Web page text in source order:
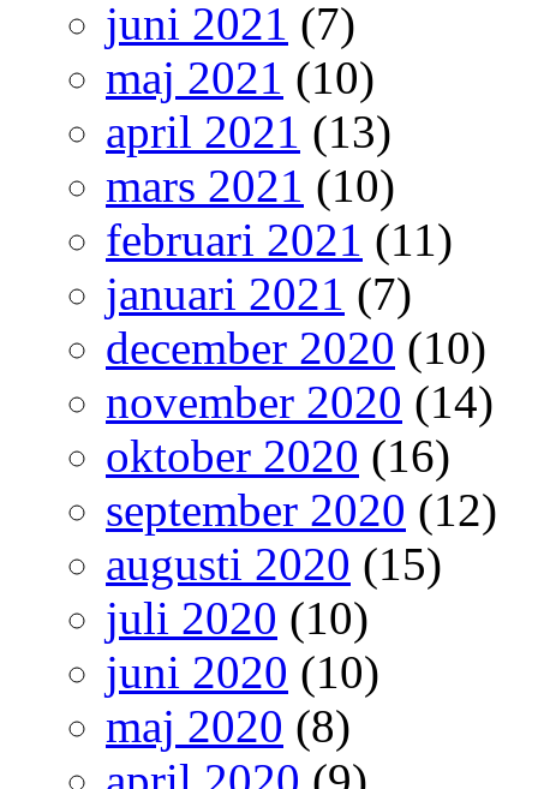
juni 2021 (7)
maj 2021 (10)
april 2021 (13)
mars 2021 (10)
februari 2021 (11)
januari 2021 (7)
december 2020 (10)
november 2020 (14)
oktober 2020 (16)
september 2020 (12)
augusti 2020 (15)
juli 2020 (10)
juni 2020 (10)
maj 2020 (8)